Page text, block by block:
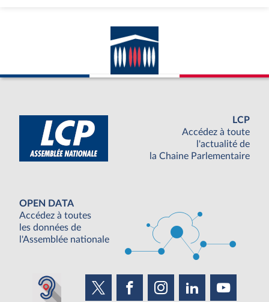
LCP
Accédez à toute
l'actualité de
la Chaine Parlementaire
OPEN DATA
Accédez à toutes
les données de
l'Assemblée nationale